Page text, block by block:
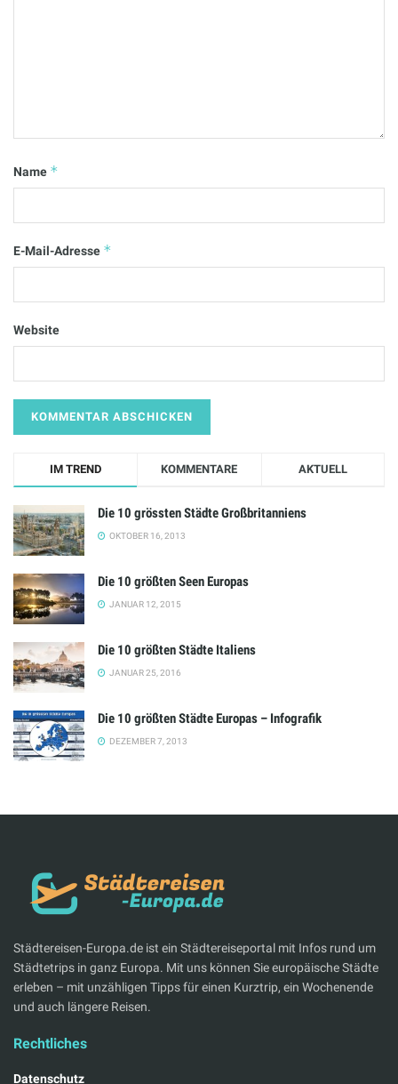
Name *
E-Mail-Adresse *
Website
IM TREND KOMMENTARE AKTUELL
Die 10 grössten Städte Großbritanniens
OKTOBER 16, 2013
Die 10 größten Seen Europas
JANUAR 12, 2015
Die 10 größten Städte Italiens
JANUAR 25, 2016
Die 10 größten Städte Europas – Infografik
DEZEMBER 7, 2013
Städtereisen-Europa.de ist ein Städtereiseportal mit Infos rund um
Städtetrips in ganz Europa. Mit uns können Sie europäische Städte
erleben – mit unzähligen Tipps für einen Kurztrip, ein Wochenende
und auch längere Reisen.
Rechtliches
Datenschutz